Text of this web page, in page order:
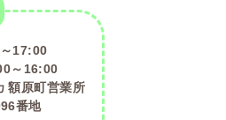
17:00
16:00
額原町営業所
番地